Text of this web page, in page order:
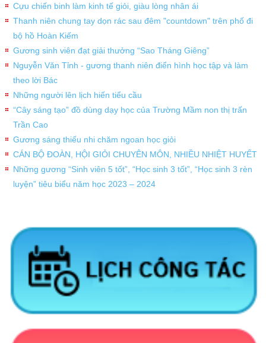
Cựu chiến binh làm kinh tế giỏi, giàu lòng nhân ái
Thanh niên chung tay dọn rác sau đêm "countdown" trên phố đi
bộ hồ Hoàn Kiếm
Gương sinh viên đạt giải thưởng “Sao Tháng Giêng”
Nguyễn Văn Tỉnh - gương thanh niên điển hình học tập và làm
theo lời Bác
Những người lên lịch hiến tiểu cầu
“Cây sáng tạo” đồ dùng dạy học của Trường Mầm non thị trấn
Trần Cao
Gương sáng thiếu nhi chăm ngoan học giỏi
CÁN BỘ ĐOÀN, HỘI GIỎI CHUYÊN MÔN, NHIỀU NHIỆT HUYẾT
Những gương “Sinh viên 5 tốt”, “Học sinh 3 tốt”, “Học sinh 3 rèn
luyện” tiêu biểu năm học 2023 – 2024